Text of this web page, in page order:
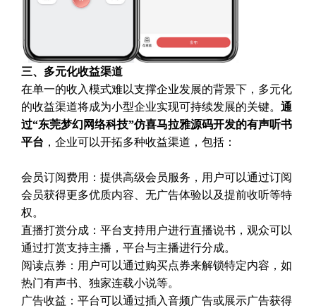
三、多元化收益渠道
在单一的收入模式难以支撑企业发展的背景下，多元化
的收益渠道将成为小型企业实现可持续发展的关键。 通
过“东莞梦幻网络科技”仿喜马拉雅源码开发的有声听书
平台 ，企业可以开拓多种收益渠道，包括：
会员订阅费用：提供高级会员服务，用户可以通过订阅
会员获得更多优质内容、无广告体验以及提前收听等特
权。
直播打赏分成：平台支持用户进行直播说书，观众可以
通过打赏支持主播，平台与主播进行分成。
阅读点券：用户可以通过购买点券来解锁特定内容，如
热门有声书、独家连载小说等。
广告收益：平台可以通过插入音频广告或展示广告获得